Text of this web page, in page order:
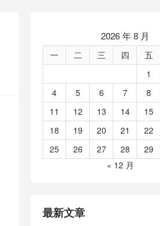
2026 年 8 月
一 二 三 四 五
1
4
5 6 7 8
11
12 13 14 15
18
19 20 21 22
25
26 27 28 29
« 12 月
最新文章